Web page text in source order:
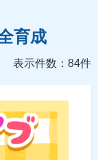
育成
表示件数：84件